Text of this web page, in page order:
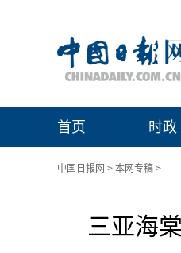
首页 时政
中国日报网 > 本网专稿 >
三亚海